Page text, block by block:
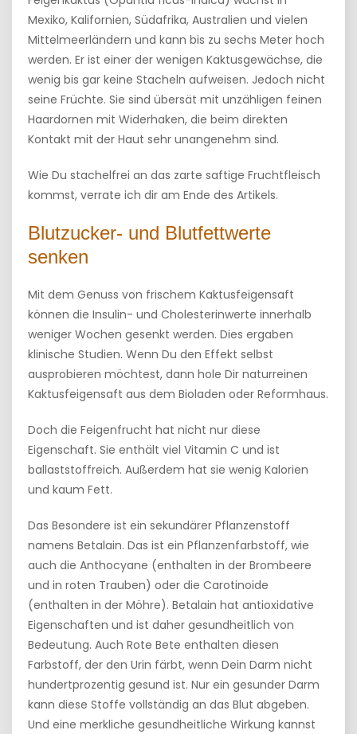
Mexiko, Kalifornien, Südafrika, Australien und vielen
Mittelmeerländern und kann bis zu sechs Meter hoch
werden. Er ist einer der wenigen Kaktusgewächse, die
wenig bis gar keine Stacheln aufweisen. Jedoch nicht
seine Früchte. Sie sind übersät mit unzähligen feinen
Haardornen mit Widerhaken, die beim direkten
Kontakt mit der Haut sehr unangenehm sind.
Wie Du stachelfrei an das zarte saftige Fruchtfleisch
kommst, verrate ich dir am Ende des Artikels.
Blutzucker- und Blutfettwerte
senken
Mit dem Genuss von frischem Kaktusfeigensaft
können die Insulin- und Cholesterinwerte innerhalb
weniger Wochen gesenkt werden. Dies ergaben
klinische Studien. Wenn Du den Effekt selbst
ausprobieren möchtest, dann hole Dir naturreinen
Kaktusfeigensaft aus dem Bioladen oder Reformhaus.
Doch die Feigenfrucht hat nicht nur diese
Eigenschaft. Sie enthält viel Vitamin C und ist
ballaststoffreich. Außerdem hat sie wenig Kalorien
und kaum Fett.
Das Besondere ist ein sekundärer Pflanzenstoff
namens Betalain. Das ist ein Pflanzenfarbstoff, wie
auch die Anthocyane (enthalten in der Brombeere
und in roten Trauben) oder die Carotinoide
(enthalten in der Möhre). Betalain hat antioxidative
Eigenschaften und ist daher gesundheitlich von
Bedeutung. Auch Rote Bete enthalten diesen
Farbstoff, der den Urin färbt, wenn Dein Darm nicht
hundertprozentig gesund ist. Nur ein gesunder Darm
kann diese Stoffe vollständig an das Blut abgeben.
Und eine merkliche gesundheitliche Wirkung kannst